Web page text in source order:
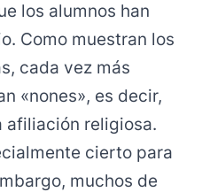
los alumnos han
Como muestran los
cada vez más
«nones», es decir,
afiliación religiosa.
cierto para
muchos de